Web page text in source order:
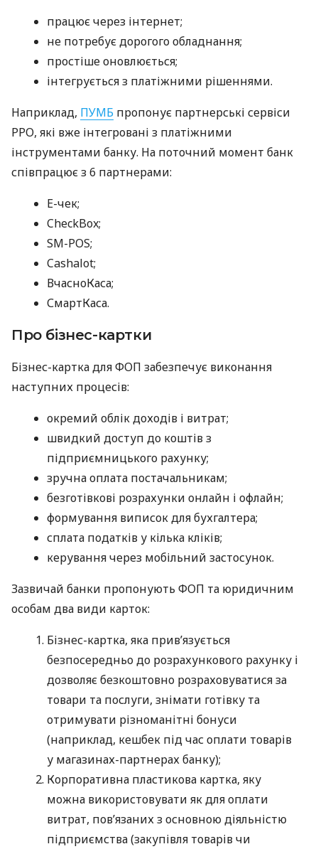
працює через інтернет;
не потребує дорогого обладнання;
простіше оновлюється;
інтегрується з платіжними рішеннями.
Наприклад, ПУМБ пропонує партнерські сервіси
РРО, які вже інтегровані з платіжними
інструментами банку. На поточний момент банк
співпрацює з 6 партнерами:
E-чек;
CheckBox;
SM-POS;
Cashalot;
ВчасноКаса;
СмартКаса.
Про бізнес-картки
Бізнес-картка для ФОП забезпечує виконання
наступних процесів:
окремий облік доходів і витрат;
швидкий доступ до коштів з
підприємницького рахунку;
зручна оплата постачальникам;
безготівкові розрахунки онлайн і офлайн;
формування виписок для бухгалтера;
сплата податків у кілька кліків;
керування через мобільний застосунок.
Зазвичай банки пропонують ФОП та юридичним
особам два види карток:
Бізнес-картка, яка прив’язується
безпосередньо до розрахункового рахунку і
дозволяє безкоштовно розраховуватися за
товари та послуги, знімати готівку та
отримувати різноманітні бонуси
(наприклад, кешбек під час оплати товарів
у магазинах-партнерах банку);
Корпоративна пластикова картка, яку
можна використовувати як для оплати
витрат, пов’язаних з основною діяльністю
підприємства (закупівля товарів чи